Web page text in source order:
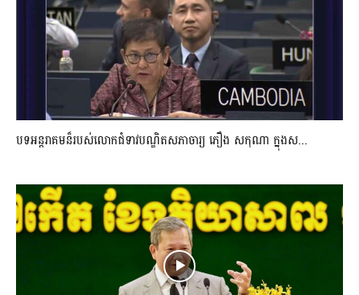
បទអន្តរាគមន៏របស់លោកជំទាវបណ្ឌិតសភាចារ្យ ភឿង សកុណា ក្នុងស...